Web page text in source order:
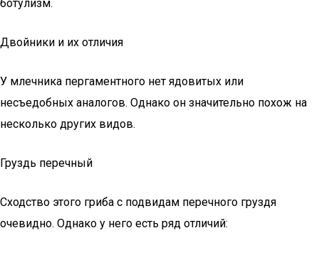
ботулизм.
Двойники и их отличия
У млечника пергаментного нет ядовитых или
несъедобных аналогов. Однако он значительно похож на
несколько других видов.
Груздь перечный
Сходство этого гриба с подвидам перечного груздя
очевидно. Однако у него есть ряд отличий: